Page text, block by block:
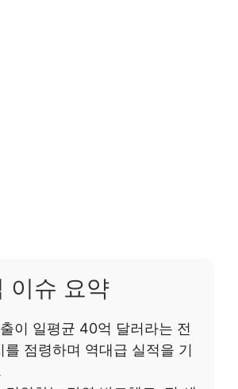
이슈 요약
이 일평균 40억 달러라는 전
를 점령하며 역대급 실적을 기